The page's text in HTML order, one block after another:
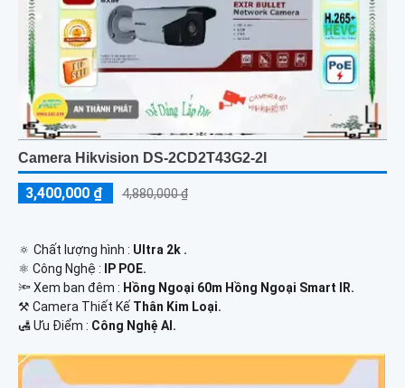
Camera Hikvision DS-2CD2T43G2-2I
3,400,000 ₫ 4,880,000 ₫
🔅 Chất lượng hình : Ultra 2k .
⚛️ Công Nghệ :
IP POE.
🔦 Xem ban đêm : Hồng Ngoại 60m Hồng Ngoại Smart IR.
⚒ Camera Thiết Kế Thân Kim Loại.
️🛃 Ưu Điểm : Công Nghệ AI.